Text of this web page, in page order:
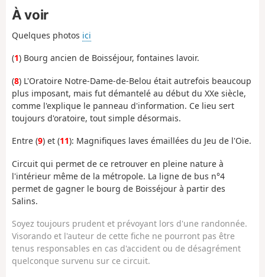
À voir
Quelques photos ici
(1) Bourg ancien de Boisséjour, fontaines lavoir.
(8) L'Oratoire Notre-Dame-de-Belou était autrefois beaucoup
plus imposant, mais fut démantelé au début du XXe siècle,
comme l'explique le panneau d'information. Ce lieu sert
toujours d'oratoire, tout simple désormais.
Entre (9) et (11): Magnifiques laves émaillées du Jeu de l'Oie.
Circuit qui permet de ce retrouver en pleine nature à
l'intérieur même de la métropole. La ligne de bus n°4
permet de gagner le bourg de Boisséjour à partir des
Salins.
Soyez toujours prudent et prévoyant lors d'une randonnée.
Visorando et l'auteur de cette fiche ne pourront pas être
tenus responsables en cas d'accident ou de désagrément
quelconque survenu sur ce circuit.